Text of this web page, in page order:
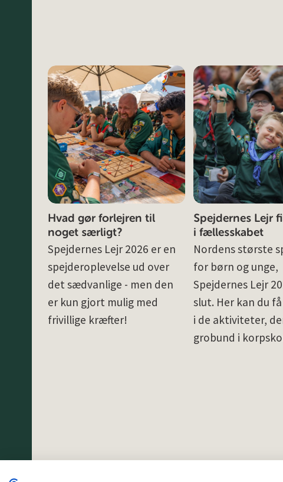
Hvad gør forlejren til
noget særligt?
Spejdernes Lejr 2026 er en
spejderoplevelse ud over
det sædvanlige - men den
er kun gjort mulig med
frivillige kræfter!
Spejdernes Lejr
i fællesskabet
Nordens største
for børn og unge,
Spejdernes Lejr
slut. Her kan du
i de aktiviteter,
grobund i